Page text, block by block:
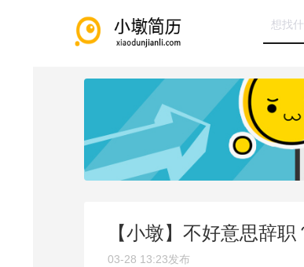
【小墩】不好意思辞
03-28 13:23发布